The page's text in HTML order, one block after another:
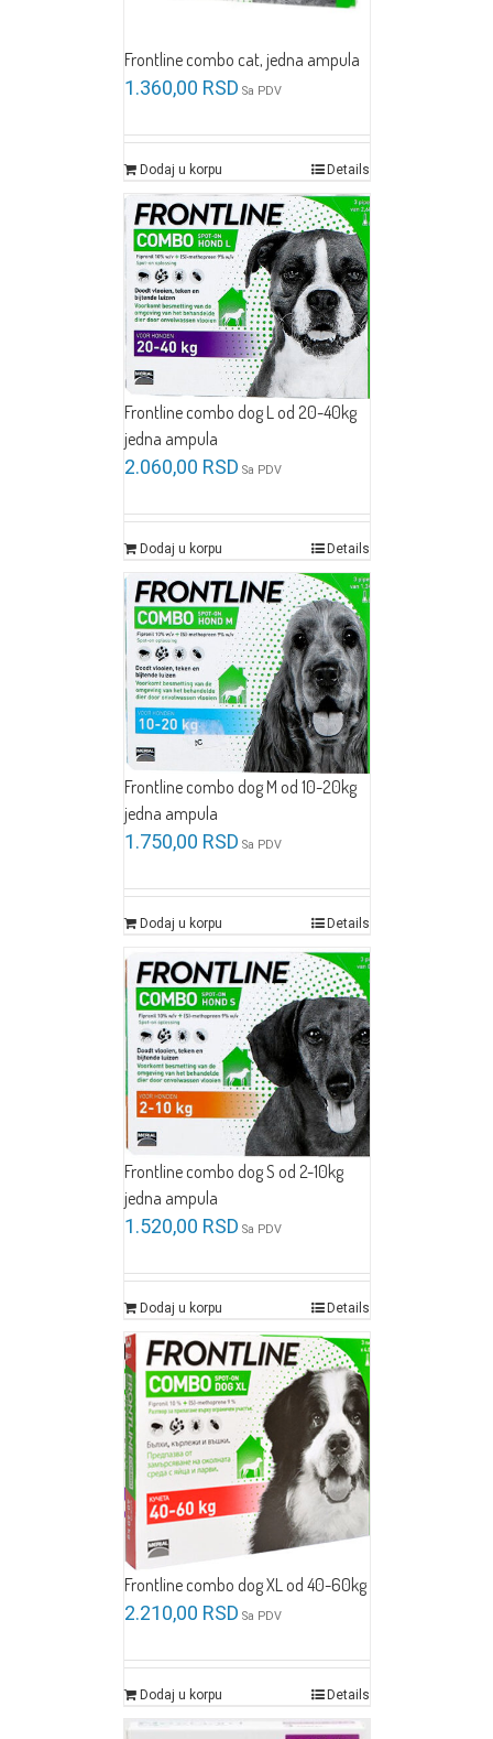
Frontline combo cat, jedna ampula
1.360,00 RSD Sa PDV
Dodaj u korpu Details
Frontline combo dog L od 20-40kg
jedna ampula
2.060,00 RSD Sa PDV
Dodaj u korpu Details
Frontline combo dog M od 10-20kg
jedna ampula
1.750,00 RSD Sa PDV
Dodaj u korpu Details
Frontline combo dog S od 2-10kg
jedna ampula
1.520,00 RSD Sa PDV
Dodaj u korpu Details
Frontline combo dog XL od 40-60kg
2.210,00 RSD Sa PDV
Dodaj u korpu Details